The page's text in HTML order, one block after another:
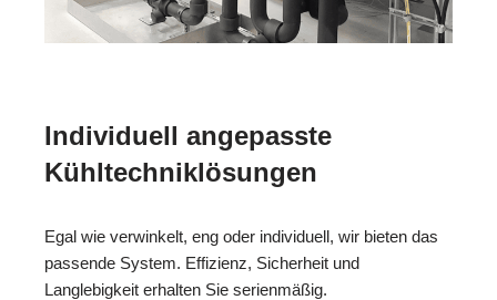
Individuell angepasste
Kühltechniklösungen
Egal wie verwinkelt, eng oder individuell, wir bieten das
passende System. Effizienz, Sicherheit und
Langlebigkeit erhalten Sie serienmäßig.